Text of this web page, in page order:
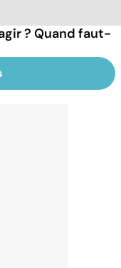
? Quand faut-